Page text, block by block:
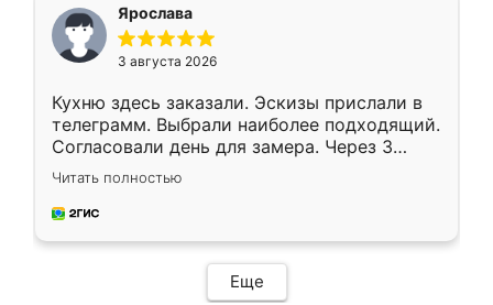
Ярослава
3 августа 2026
Кухню здесь заказали. Эскизы прислали в
телеграмм. Выбрали наиболее подходящий.
Согласовали день для замера. Через 3
недели кухня была уже готова. Остались
довольны работой. Спасибо Ренессанс
мебель за качественную работу!
Читать полностью
Еще